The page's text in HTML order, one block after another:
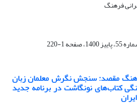
مقصد: سنجش نگرش معلمان زبان
کتاب‌های نونگاشت در برنامه جدید